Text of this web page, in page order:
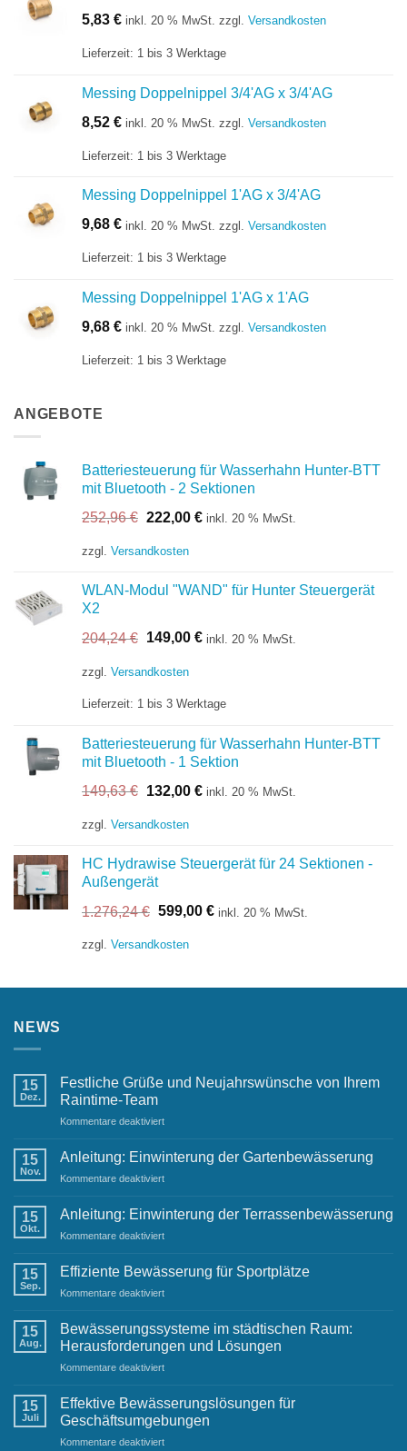
5,83 € inkl. 20 % MwSt. zzgl. Versandkosten
Lieferzeit: 1 bis 3 Werktage
Messing Doppelnippel 3/4'AG x 3/4'AG
8,52 € inkl. 20 % MwSt. zzgl. Versandkosten
Lieferzeit: 1 bis 3 Werktage
Messing Doppelnippel 1'AG x 3/4'AG
9,68 € inkl. 20 % MwSt. zzgl. Versandkosten
Lieferzeit: 1 bis 3 Werktage
Messing Doppelnippel 1'AG x 1'AG
9,68 € inkl. 20 % MwSt. zzgl. Versandkosten
Lieferzeit: 1 bis 3 Werktage
ANGEBOTE
Batteriesteuerung für Wasserhahn Hunter-BTT
mit Bluetooth - 2 Sektionen
252,96€ Ursprünglicher
war:
222,00 €Aktueller
inkl. 20 % MwSt.
zzgl. Versandkosten
WLAN-Modul "WAND" für Hunter Steuergerät
X2
204,24€ Ursprünglicher
war:
149,00 €Aktueller
inkl. 20 % MwSt.
zzgl. Versandkosten
Lieferzeit: 1 bis 3 Werktage
Batteriesteuerung für Wasserhahn Hunter-BTT
mit Bluetooth - 1 Sektion
149,63€ Ursprünglicher
war:
132,00 €Aktueller
inkl. 20 % MwSt.
zzgl. Versandkosten
HC Hydrawise Steuergerät für 24 Sektionen -
Außengerät
1.276,24€ Ursprünglicher
war:
599,00 €Aktueller
inkl. 20 % MwSt.
zzgl. Versandkosten
NEWS
15
Dez.
Festliche Grüße und Neujahrswünsche von Ihrem
Raintime-Team
Kommentare deaktiviertfür
Grüße
Neujahrswünsche
Ihrem
15
Nov.
Anleitung: Einwinterung der Gartenbewässerung
Kommentare deaktiviertfür
Einwinterung
Gartenbewässerung
15
Okt.
Anleitung: Einwinterung der Terrassenbewässerung
Kommentare deaktiviertfür
Einwinterung
Terrassenbewässerung
15
Sep.
Effiziente Bewässerung für Sportplätze
Kommentare deaktiviertfür
Bewässerung
für
Sportplätze
15
Aug.
Bewässerungssysteme im städtischen Raum:
Herausforderungen und Lösungen
Kommentare deaktiviertfür
im
städtischen
Raum:
Herausforderungen
15
Juli
Effektive Bewässerungslösungen für
Geschäftsumgebungen
Kommentare deaktiviertfür